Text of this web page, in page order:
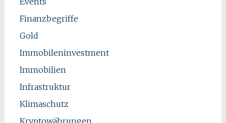
Finanzbegriffe
Gold
Immobileninvestment
Immobilien
Infrastruktur
Klimaschutz
Kryptowährungen